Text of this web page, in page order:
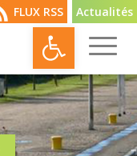
Ouvrir
FLUX RSS Actualités